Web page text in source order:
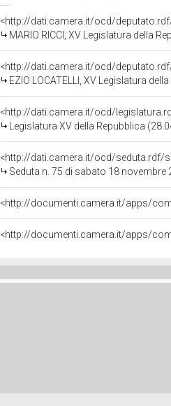
<http://dati.camera.it/ocd/
MARIO RICCI, XV Legislatura della
<http://dati.camera.it/ocd/
EZIO LOCATELLI, XV Legislatura
<http://dati.camera.it/ocd/
Legislatura XV della Repubblica
<http://dati.camera.it/ocd/seduta.rdf/
Seduta n. 75 di sabato 18 novembre